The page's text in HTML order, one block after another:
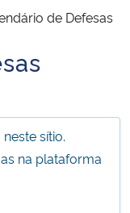
de Defesas
sítio.
na plataforma